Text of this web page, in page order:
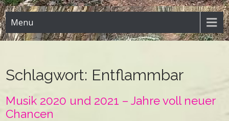
Menu
Schlagwort: Entflammbar
Musik 2020 und 2021 – Jahre voll neuer
Chancen